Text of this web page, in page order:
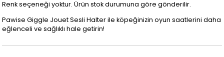
Renk seçeneği yoktur. Ürün stok durumuna göre gönderilir.
Pawise Giggle Jouet Sesli Halter ile köpeğinizin oyun saatlerini daha
eğlenceli ve sağlıklı hale getirin!